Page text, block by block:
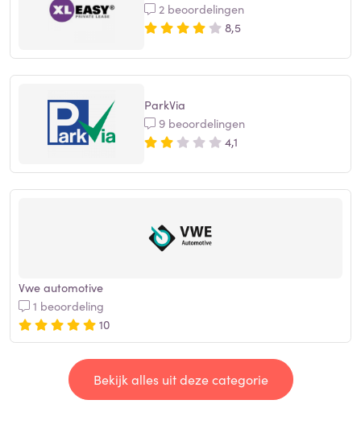
2 beoordelingen
8,5
ParkVia
9 beoordelingen
4,1
Vwe automotive
1 beoordeling
10
Bekijk alles uit deze categorie